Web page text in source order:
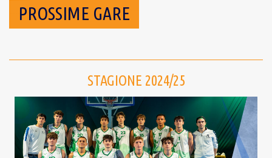
PROSSIME GARE
STAGIONE 2024/25